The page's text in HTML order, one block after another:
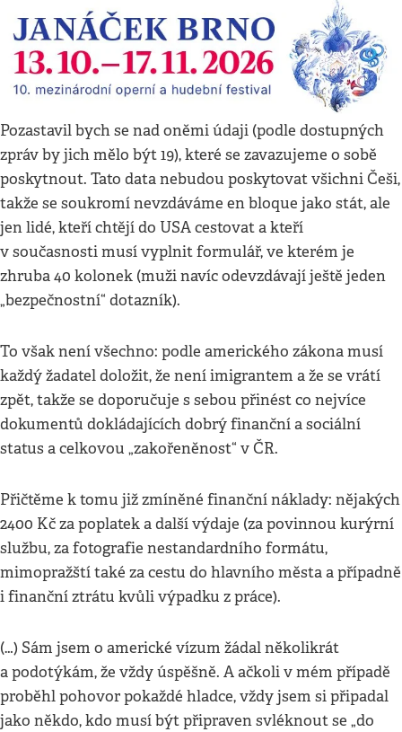
Pozastavil bych se nad oněmi údaji (podle dostupných
zpráv by jich mělo být 19), které se zavazujeme o sobě
poskytnout. Tato data nebudou poskytovat všichni Češi,
takže se soukromí nevzdáváme en bloque jako stát, ale
jen lidé, kteří chtějí do USA cestovat a kteří
v současnosti musí vyplnit formulář, ve kterém je
zhruba 40 kolonek (muži navíc odevzdávají ještě jeden
„bezpečnostní“ dotazník).
To však není všechno: podle amerického zákona musí
každý žadatel doložit, že není imigrantem a že se vrátí
zpět, takže se doporučuje s sebou přinést co nejvíce
dokumentů dokládajících dobrý finanční a sociální
status a celkovou „zakořeněnost“ v ČR.
Přičtěme k tomu již zmíněné finanční náklady: nějakých
2400 Kč za poplatek a další výdaje (za povinnou kurýrní
službu, za fotografie nestandardního formátu,
mimopražští také za cestu do hlavního města a případně
i finanční ztrátu kvůli výpadku z práce).
(…) Sám jsem o americké vízum žádal několikrát
a podotýkám, že vždy úspěšně. A ačkoli v mém případě
proběhl pohovor pokaždé hladce, vždy jsem si připadal
jako někdo, kdo musí být připraven svléknout se „do